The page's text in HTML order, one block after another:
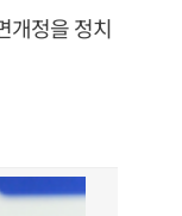
개정을 정치